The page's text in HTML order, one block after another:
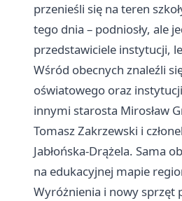
przenieśli się na teren
tego dnia – podniosły, ale
przedstawiciele instytucji,
Wśród obecnych znaleźli
oświatowego oraz
innymi starosta Mirosław
Tomasz Zakrzewski i
Jabłońska-Drążela. Sama
na edukacyjnej mapie
Wyróżnienia i nowy sprzęt